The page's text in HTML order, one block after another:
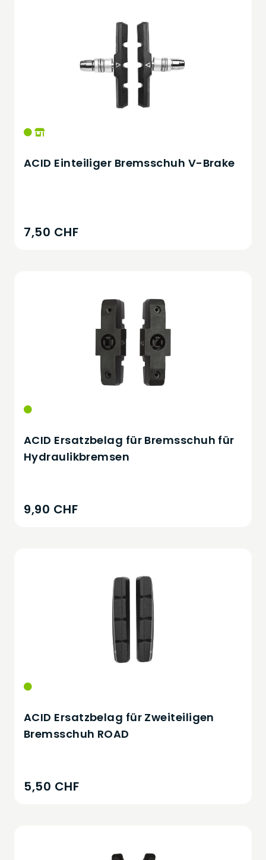
ACID Einteiliger Bremsschuh V-Brake
7,50 CHF
ACID Ersatzbelag für Bremsschuh für
Hydraulikbremsen
9,90 CHF
ACID Ersatzbelag für Zweiteiligen
Bremsschuh ROAD
5,50 CHF